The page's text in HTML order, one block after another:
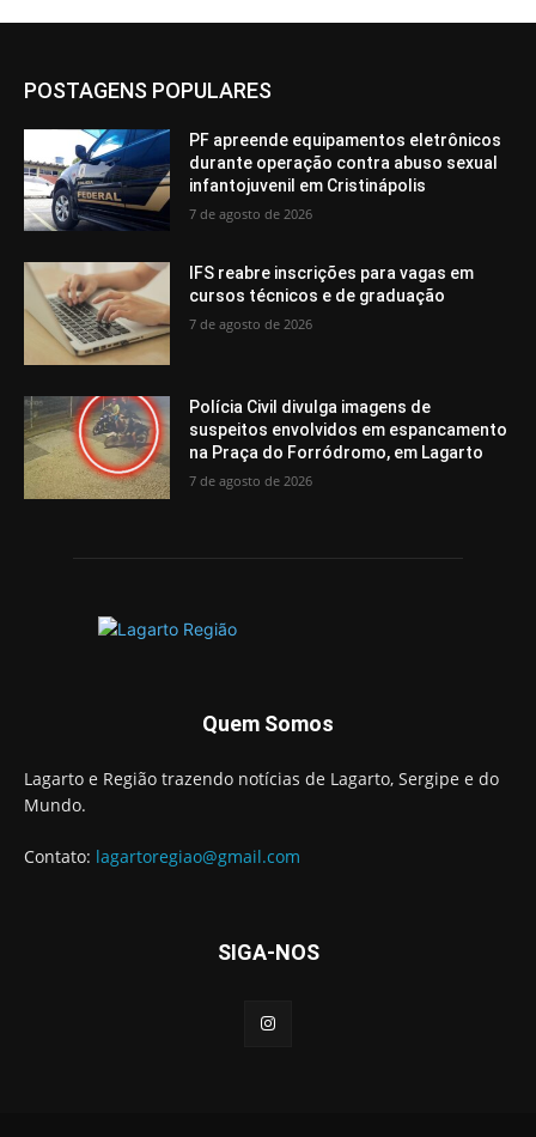
POSTAGENS POPULARES
PF apreende equipamentos eletrônicos
durante operação contra abuso sexual
infantojuvenil em Cristinápolis
7 de agosto de 2026
IFS reabre inscrições para vagas em
cursos técnicos e de graduação
7 de agosto de 2026
Polícia Civil divulga imagens de
suspeitos envolvidos em espancamento
na Praça do Forródromo, em Lagarto
7 de agosto de 2026
Quem Somos
Lagarto e Região trazendo notícias de Lagarto, Sergipe e do
Mundo.
Contato: lagartoregiao@gmail.com
SIGA-NOS